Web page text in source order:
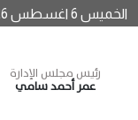
الخميس 6 اغسطس 2026
رئيس مجلس الإدارة
عمر أحمد سامي